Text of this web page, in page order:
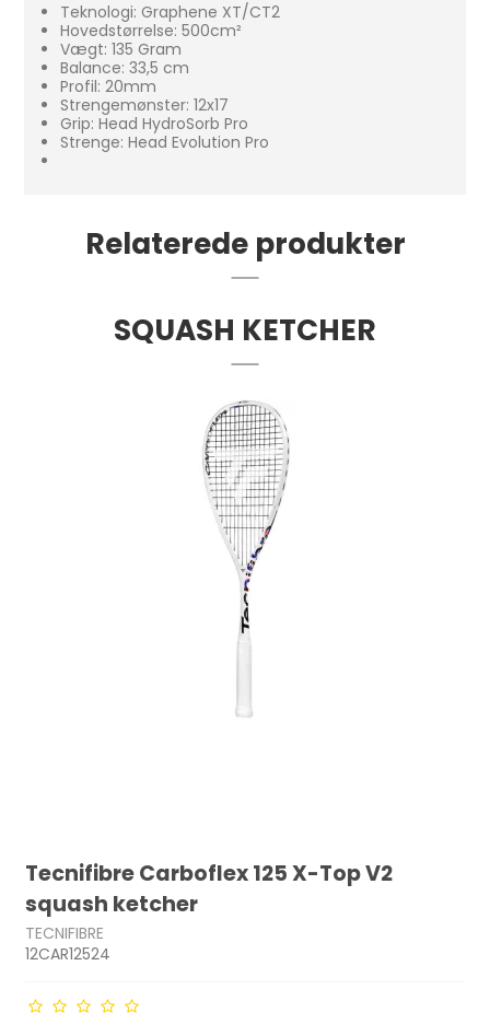
Teknologi: Graphene XT/CT2
Hovedstørrelse: 500cm²
Vægt: 135 Gram
Balance: 33,5 cm
Profil: 20mm
Strengemønster: 12x17
Grip: Head HydroSorb Pro
Strenge: Head Evolution Pro
Relaterede produkter
SQUASH KETCHER
Tecnifibre Carboflex 125 X-Top V2
squash ketcher
TECNIFIBRE
12CAR12524